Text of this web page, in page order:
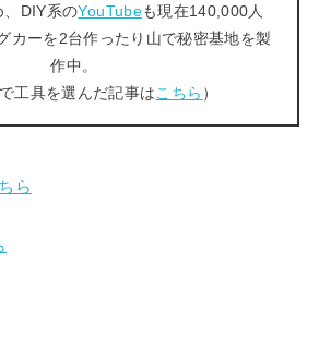
、DIY系のYouTubeも現在140,000人
カーを2台作ったり山で秘密基地を製
作中。
工具を選んだ記事はこちら ）
ら